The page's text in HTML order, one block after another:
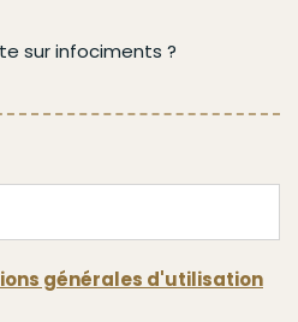
sur infociments ?
générales d'utilisation